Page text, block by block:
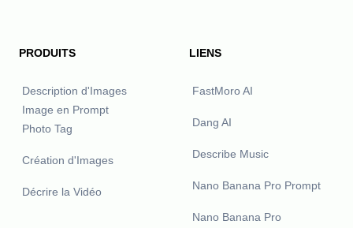
PRODUITS
Description d'Images
Image en Prompt
Photo Tag
Création d'Images
Décrire la Vidéo
LIENS
FastMoro AI
Dang AI
Describe Music
Nano Banana Pro Prompt
Nano Banana Pro